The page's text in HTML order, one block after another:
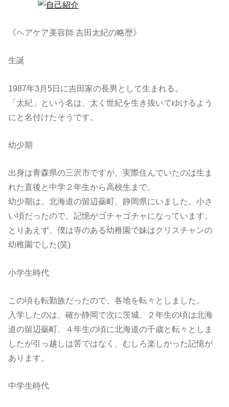
《ヘアケア美容師 吉田太紀の略歴》
生誕
1987年3月5日に吉田家の長男として生まれる。
「太紀」という名は、太く世紀を生き抜いてゆけるよう
にと名付けたそうです。
幼少期
出身は青森県の三沢市ですが、実際住んでいたのは生ま
れた直後と中学２年生から高校生まで。
幼少期は、北海道の留辺蘂町、静岡県にいました。小さ
い頃だったので、記憶がゴチャゴチャになっています。
とりあえず、僕は寺のある幼稚園で妹はクリスチャンの
幼稚園でした(笑)
小学生時代
この頃も転勤族だったので、各地を転々としました。
入学したのは、確か静岡で次に茨城、２年生の頃は北海
道の留辺蘂町、４年生の頃に北海道の千歳と転々としま
したが引っ越しは苦ではなく、むしろ楽しかった記憶が
あります。
中学生時代